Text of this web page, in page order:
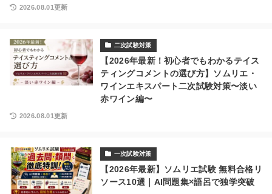
2026.08.01更新
二次試験対策
【2026年最新！初心者でもわかるテイス
ティングコメントの選び方】ソムリエ・
ワインエキスパート二次試験対策〜淡い
赤ワイン編〜
2026.08.01更新
一次試験対策
【2026年最新】ソムリエ試験 無料合格リ
ソース10選｜AI問題集×語呂で独学突破